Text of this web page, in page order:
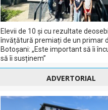
Elevii de 10 și cu rezultate
învățătură premiați de un primar
Botoșani: „Este important să îi
să îi susținem”
ADVERTORIAL